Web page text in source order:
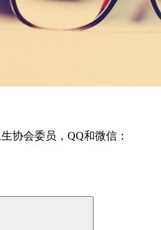
协会委员，QQ和微信：